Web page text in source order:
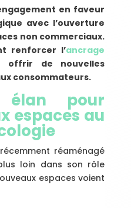
en faveur
avec l’ouverture
non commerciaux.
renforcer l’ancrage
offrir de nouvelles
consommateurs.
élan pour
espaces au
réaménagé
loin dans son rôle
espaces voient